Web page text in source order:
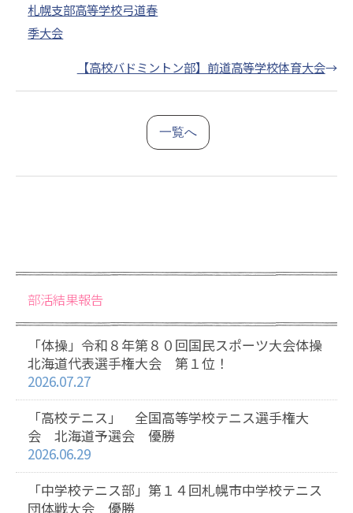
札幌支部高等学校弓道春
季大会
【高校バドミントン部】前道高等学校体育大会→
一覧へ
部活結果報告
「体操」令和８年第８０回国民スポーツ大会体操
北海道代表選手権大会 第１位！
2026.07.27
「高校テニス」 全国高等学校テニス選手権大
会 北海道予選会 優勝
2026.06.29
「中学校テニス部」第１４回札幌市中学校テニス
団体戦大会 優勝